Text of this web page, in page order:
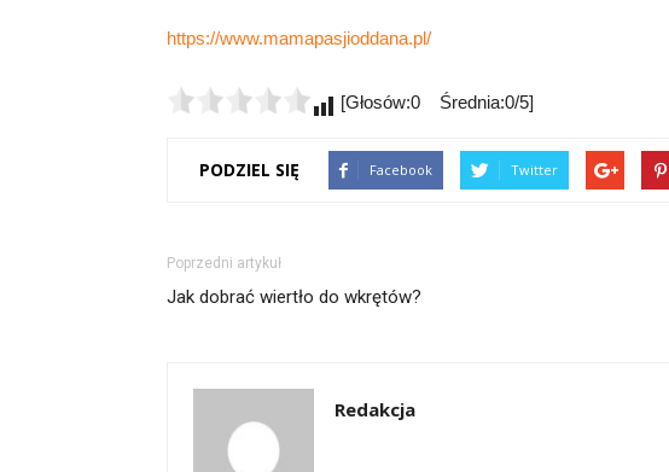
https://www.mamapasjioddana.pl/
[Głosów:0 Średnia:0/5]
PODZIEL SIĘ Facebook Twitter
Poprzedni artykuł
Jak dobrać wiertło do wkrętów?
Redakcja